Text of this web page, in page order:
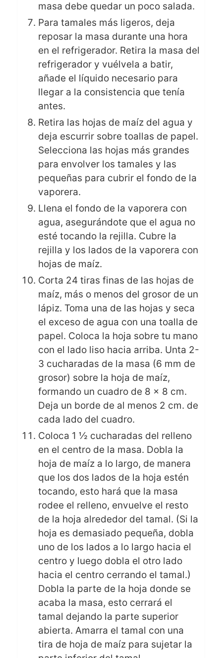
masa debe quedar un poco salada.
Para tamales más ligeros, deja
reposar la masa durante una hora
en el refrigerador. Retira la masa del
refrigerador y vuélvela a batir,
añade el líquido necesario para
llegar a la consistencia que tenía
antes.
Retira las hojas de maíz del agua y
deja escurrir sobre toallas de papel.
Selecciona las hojas más grandes
para envolver los tamales y las
pequeñas para cubrir el fondo de la
vaporera.
Llena el fondo de la vaporera con
agua, asegurándote que el agua no
esté tocando la rejilla. Cubre la
rejilla y los lados de la vaporera con
hojas de maíz.
Corta 24 tiras finas de las hojas de
maíz, más o menos del grosor de un
lápiz. Toma una de las hojas y seca
el exceso de agua con una toalla de
papel. Coloca la hoja sobre tu mano
con el lado liso hacia arriba. Unta 2-
3 cucharadas de la masa (6 mm de
grosor) sobre la hoja de maíz,
formando un cuadro de 8 x 8 cm.
Deja un borde de al menos 2 cm. de
cada lado del cuadro.
Coloca 1 ½ cucharadas del relleno
en el centro de la masa. Dobla la
hoja de maíz a lo largo, de manera
que los dos lados de la hoja estén
tocando, esto hará que la masa
rodee el relleno, envuelve el resto
de la hoja alrededor del tamal. (Si la
hoja es demasiado pequeña, dobla
uno de los lados a lo largo hacia el
centro y luego dobla el otro lado
hacia el centro cerrando el tamal.)
Dobla la parte de la hoja donde se
acaba la masa, esto cerrará el
tamal dejando la parte superior
abierta. Amarra el tamal con una
tira de hoja de maíz para sujetar la